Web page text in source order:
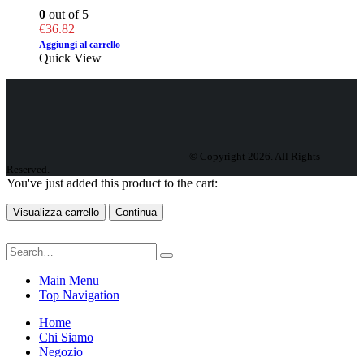
0 out of 5
€36.82
Aggiungi al carrello
Quick View
© Copyright 2026. All Rights
Reserved.
You've just added this product to the cart:
Visualizza carrello Continua
Main Menu
Top Navigation
Home
Chi Siamo
Negozio